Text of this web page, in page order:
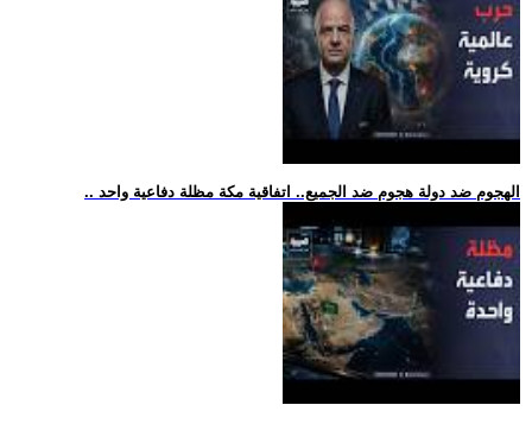
.. الهجوم ضد دولة هجوم ضد الجميع.. اتفاقية مكة مظلة دفاعية واحد